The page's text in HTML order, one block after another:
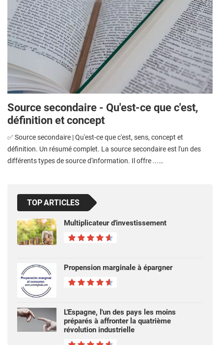
Source secondaire - Qu'est-ce que c'est,
définition et concept
✅ Source secondaire | Qu'est-ce que c'est, sens, concept et
définition. Un résumé complet. La source secondaire est l'un des
différents types de source d'information. Il offre ...…
TOP ARTICLES
Multiplicateur d'investissement
Propension marginale à épargner
L'Espagne, l'un des pays les moins
préparés à affronter la quatrième
révolution industrielle